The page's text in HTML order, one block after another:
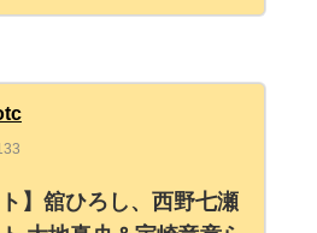
】舘ひろし、西野七瀬